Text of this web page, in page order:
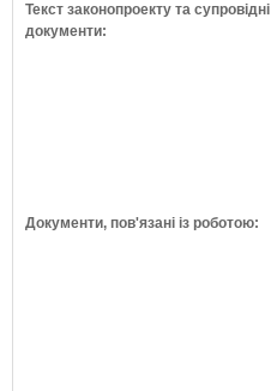
Текст законопроекту та супровідні
документи:
Документи, пов'язані із роботою: